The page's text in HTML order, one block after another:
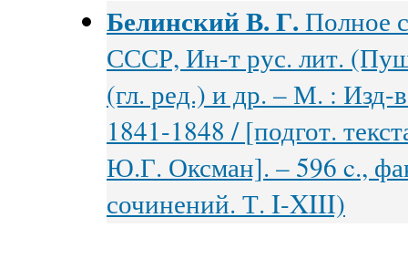
Белинский В. Г. Полное
СССР, Ин-т рус. лит.
(гл. ред.) и др. – М. :
1841-1848 / [подгот.
Ю.Г. Оксман]. – 596 c.,
сочинений. Т. I-XIII)